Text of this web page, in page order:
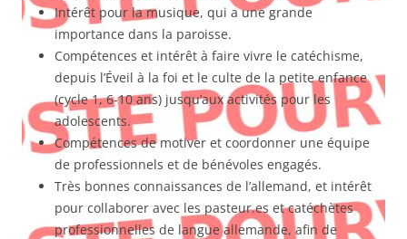
Intérêt pour la musique, qui a une grande
importance dans la paroisse.
Compétences et intérêt à faire vivre le catéchisme,
depuis l’Éveil à la foi et le culte de la petite enfance
(cycle 1, 6-10 ans) jusqu’aux activités pour les
adolescents.
Compétences de motiver et coordonner une équipe
de professionnels et de bénévoles engagés.
Très bonnes connaissances de l’allemand, et intérêt
pour collaborer avec les pasteur.es et catéchètes
professionnelles de langue allemande, afin de